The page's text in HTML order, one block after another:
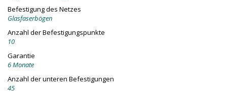
Befestigung des Netzes
Glasfaserbögen
Anzahl der Befestigungspunkte
10
Garantie
6 Monate
Anzahl der unteren Befestigungen
45